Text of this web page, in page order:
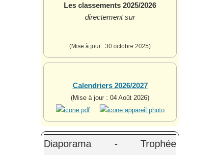
Les classements 2025/2026
directement sur
(Mise à jour : 30 octobre 2025)
Calendriers 2026/2027
(Mise à jour : 04 Août 2026)
Diaporama - Trophée